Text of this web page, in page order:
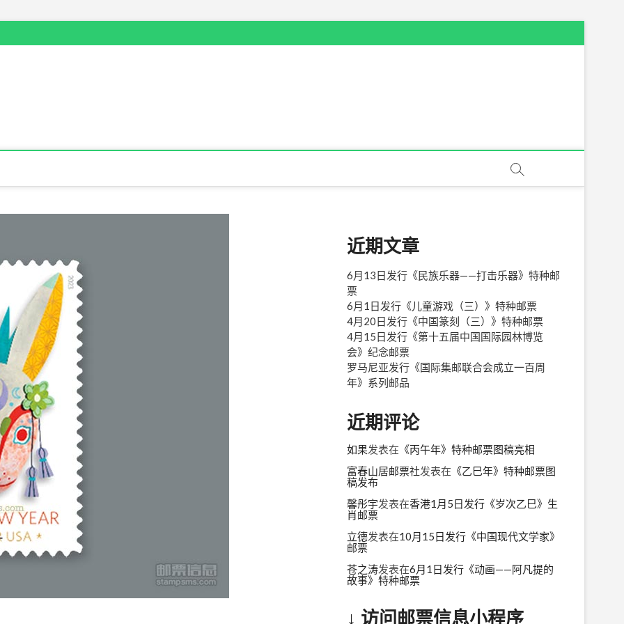
近期文章
6月13日发行《民族乐器——打击乐器》特种邮
票
6月1日发行《儿童游戏（三）》特种邮票
4月20日发行《中国篆刻（三）》特种邮票
4月15日发行《第十五届中国国际园林博览
会》纪念邮票
罗马尼亚发行《国际集邮联合会成立一百周
年》系列邮品
近期评论
如果发表在 《丙午年》特种邮票图稿亮相
富春山居邮票社发表在 《乙巳年》特种邮票图
稿发布
馨彤宇发表在香港1月5日发行《岁次乙巳》生
肖邮票
立德发表在10月15日发行《中国现代文学家》
邮票
苍之涛发表在6月1日发行《动画——阿凡提的
故事》特种邮票
↓ 访问邮票信息小程序